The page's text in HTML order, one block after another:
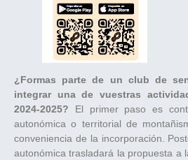
¿Formas parte de un club de
integrar una de vuestras
2024-2025? El primer paso es
autonómica o territorial de
conveniencia de la incorporación.
autonómica trasladará la propuesta a